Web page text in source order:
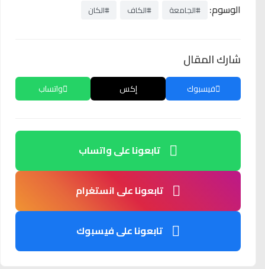
الوسوم: #الجامعة #الكاف #الكان
شارك المقال
فيسبوك إكس واتساب
تابعونا على واتساب
تابعونا على انستغرام
تابعونا على فيسبوك